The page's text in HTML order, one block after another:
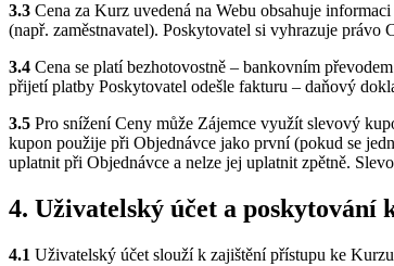
3.3 Cena za Kurz uvedená na Webu obsahuje
(např. zaměstnavatel). Poskytovatel si vyhrazuje právo
3.4 Cena se platí bezhotovostně – bankovním
přijetí platby Poskytovatel odešle fakturu – daňový
3.5 Pro snížení Ceny může Zájemce využít slevový
kupon použije při Objednávce jako první (pokud se
uplatnit při Objednávce a nelze jej uplatnit zpětně.
4. Uživatelský účet a poskytování
4.1 Uživatelský účet slouží k zajištění přístupu ke